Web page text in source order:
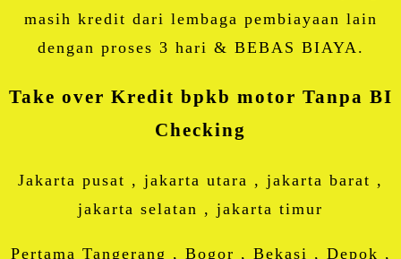
masih kredit dari lembaga pembiayaan lain
dengan proses 3 hari & BEBAS BIAYA.
Take over Kredit bpkb motor Tanpa BI
Checking
Jakarta pusat , jakarta utara , jakarta barat ,
jakarta selatan , jakarta timur
Pertama Tangerang , Bogor , Bekasi , Depok ,